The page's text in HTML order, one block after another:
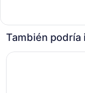
cama
King
size
estándar,
cama
size
También
TownePlace Suites